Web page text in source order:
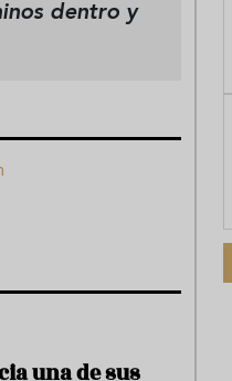
dentro y
una de sus